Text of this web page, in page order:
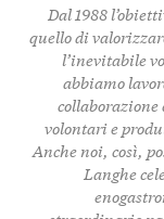
Dal 1988
quello di
l’inevitabile
abbiamo
volontari e
Anche noi, così,
Langhe